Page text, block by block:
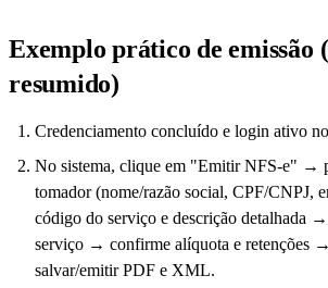
Exemplo prático de emissão
resumido)
Credenciamento concluído e login ativo
No sistema, clique em "Emitir NFS-e" →
tomador (nome/razão social, CPF/CNPJ,
código do serviço e descrição detalhada
serviço → confirme alíquota e retenções
salvar/emitir PDF e XML.